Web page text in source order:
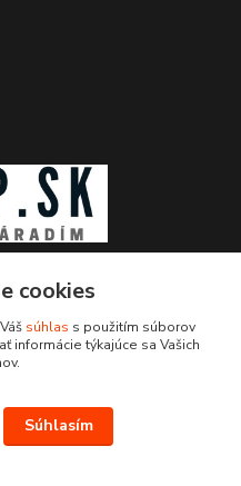
cookies
súhlas s použitím súborov
informácie týkajúce sa Vašich
Súhlasím